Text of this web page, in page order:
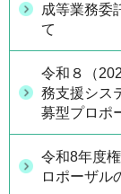
成等業務委
て
令和８（
務支援シス
募型プロポ
令和8年度
ロポーザル